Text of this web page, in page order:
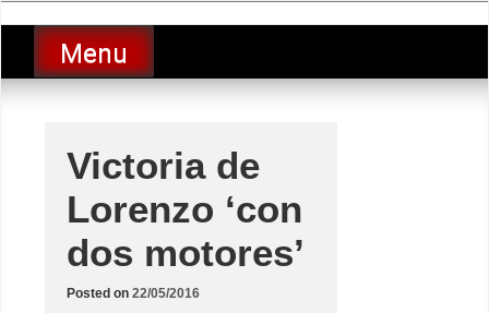
to
contentLucio Lopez GP
luciolopezgp
Menu
Victoria de
Lorenzo ‘con
dos motores’
Posted on 22/05/2016